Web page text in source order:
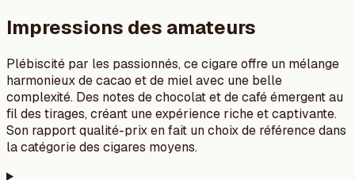
Impressions des amateurs
Plébiscité par les passionnés, ce cigare offre un mélange
harmonieux de cacao et de miel avec une belle
complexité. Des notes de chocolat et de café émergent au
fil des tirages, créant une expérience riche et captivante.
Son rapport qualité-prix en fait un choix de référence dans
la catégorie des cigares moyens.